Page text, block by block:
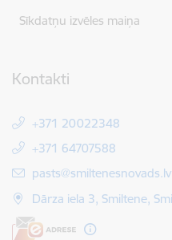
Sīkdatņu izvēles maiņa
Kontakti
+371 20022348
+371 64707588
E-pasts:
pasts@smiltenesnovads.lv
Dārza iela 3, Smiltene,